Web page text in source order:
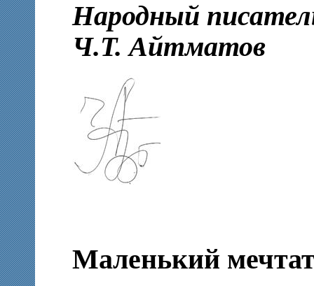
Народный
Ч.Т. Айтматов
Маленький